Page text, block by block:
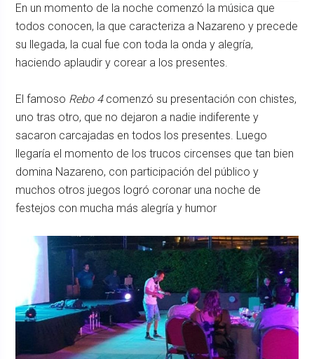
En un momento de la noche comenzó la música que
todos conocen, la que caracteriza a Nazareno y precede
su llegada, la cual fue con toda la onda y alegría,
haciendo aplaudir y corear a los presentes.
El famoso Rebo 4 comenzó su presentación con chistes,
uno tras otro, que no dejaron a nadie indiferente y
sacaron carcajadas en todos los presentes. Luego
llegaría el momento de los trucos circenses que tan bien
domina Nazareno, con participación del público y
muchos otros juegos logró coronar una noche de
festejos con mucha más alegría y humor